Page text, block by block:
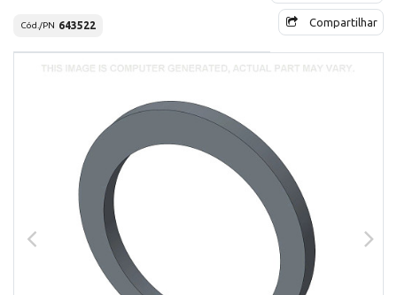
Cód./PN 643522 Compartilhar